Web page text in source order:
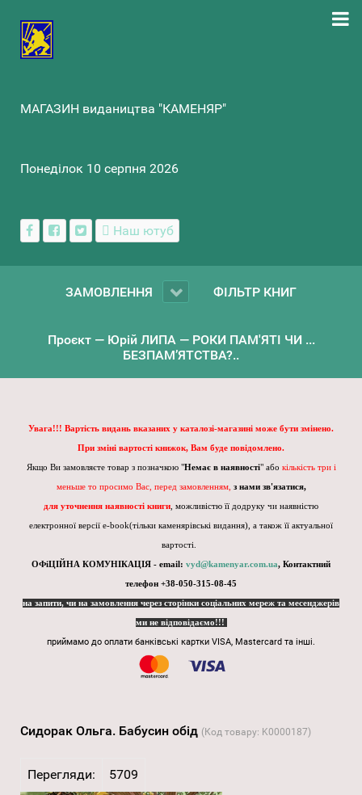
МАГАЗИН видаництва "КАМЕНЯР"
Понеділок 10 серпня 2026
Наш ютуб
ЗАМОВЛЕННЯ ФІЛЬТР КНИГ
Проєкт — Юрій ЛИПА — РОКИ ПАМ'ЯТІ ЧИ ...
БЕЗПАМ’ЯТСТВА?..
Увага!!! Вартість видань вказаних у каталозі-магазині може бути змінено.
При зміні вартості книжок, Вам буде повідомлено.
Якщо Ви замовляєте товар з позначкою "Немає в наявності" або кількість три і
меньше то просимо Вас, перед замовленням, з нами зв'язатися,
для уточнення наявності книги , можливістю її додруку чи наявністю
електронної версії e-book(тільки каменярівські видання), а також її актуальної
вартості.
ОФіЦІЙНА КОМУНІКАЦІЯ - email: vyd@kamenyar.com.ua, Контактний
телефон +38-050-315-08-45
на запити, чи на замовлення через сторінки соціальних мереж та месенджерів
ми не відповідаємо!!!
приймамо до оплати банківські картки VISA, Mastercard та інші.
Сидорак Ольга. Бабусин обід (Код товару: K0000187)
Перегляди: 5709